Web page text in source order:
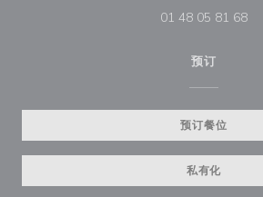
01 48 05 81 68
预订
预订餐位
私有化